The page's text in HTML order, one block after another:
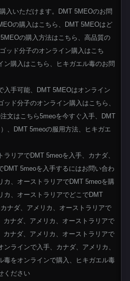
入いただけます。DMT 5MEOのお問
の購入はこちら、DMT 5MEOはど
の購入方法はこちら、高品質の
ッド分子のオンライン購入はこち
ン購入はこちら、ヒキガエル毒のお問
入手可能、DMT 5MEOはオンライン
ド分子のオンライン購入はこちら、
文はこちら5meoを今すぐ入手、DMT
、DMT 5meoの服用方法、ヒキガエ
リアでDMT 5meoを入手、カナダ、
DMT 5meoを入手するにはお問い合わ
カ、オーストラリアでDMT 5meoを購
カ、オーストラリアでどこでDMT
ナダ、アメリカ、オーストラリアで
カナダ、アメリカ、オーストラリアで
カナダ、アメリカ、オーストラリアで
ラインで入手、カナダ、アメリカ、
毒をオンラインで購入、ヒキガエル毒
ください